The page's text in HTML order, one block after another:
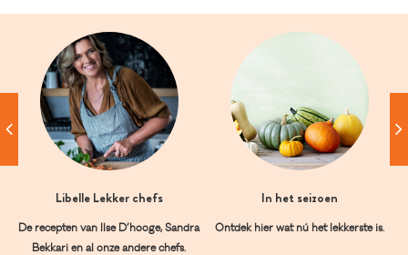
Libelle Lekker chefs
De recepten van Ilse D’hooge, Sandra
Bekkari en al onze andere chefs.
In het seizoen
Ontdek hier wat nú het lekkerste is.